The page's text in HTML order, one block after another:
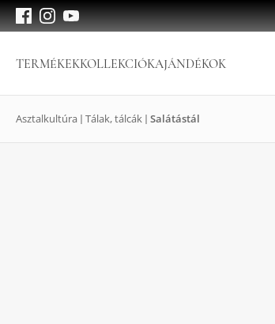
TERMÉKEKKOLLEKCIÓKAJÁNDÉKOK
Asztalkultúra Tálak, tálcák Salátástál